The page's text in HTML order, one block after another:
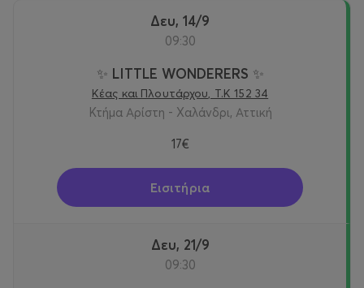
Δευ, 14/9
09:30
✨ LITTLE WONDERERS ✨
Κέας και Πλουτάρχου, Τ.Κ 152 34
Κτήμα Αρίστη - Χαλάνδρι, Αττική
17€
Εισιτήρια
Δευ, 21/9
09:30